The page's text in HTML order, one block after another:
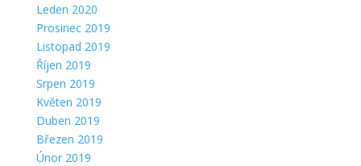
Leden 2020
Prosinec 2019
Listopad 2019
Říjen 2019
Srpen 2019
Květen 2019
Duben 2019
Březen 2019
Únor 2019